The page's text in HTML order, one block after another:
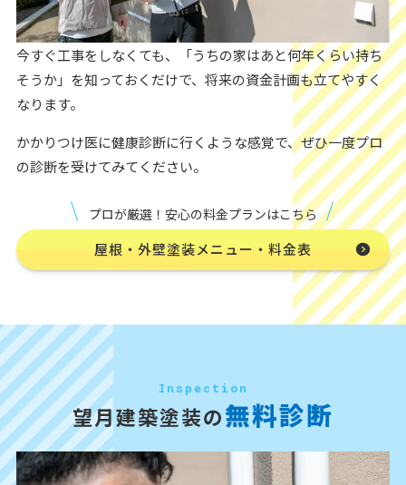
今すぐ工事をしなくても、「うちの家はあと何年くらい持ち
そうか」を知っておくだけで、将来の資金計画も立てやすく
なります。
かかりつけ医に健康診断に行くような感覚で、ぜひ一度プロ
の診断を受けてみてください。
プロが厳選！安心の料金プランはこちら
屋根・外壁塗装メニュー・料金表
Inspection
望月建築塗装の無料診断